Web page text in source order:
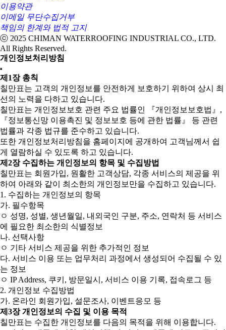
이용약관
이메일 무단수집거부
책임의 한계와 법적 고지
ⓒ 2025 CHIMAN WATERROOFING INDUSTRIAL CO., LTD.
All Rights Reserved.
개인정보처리방침
제1장 총칙
칠만표는 고객의 개인정보를 안전하게 보호하기 위하여 상시 최
선의 노력을 다하고 있습니다.
칠만표는 개인정보보호 관련 주요 법률인 『개인정보보호법』,
『정보통신망 이용촉진 및 정보보호 등에 관한 법률』 등 관련
법률과 각종 법규를 준수하고 있습니다.
또한 개인정보처리방침을 홈페이지에 공개하여 고객님께서 쉽
게 열람하실 수 있도록 하고 있습니다.
제2장 수집하는 개인정보의 항목 및 수집방법
칠만표는 회원가입, 원활한 고객상담, 각종 서비스의 제공을 위
하여 아래와 같이 최소한의 개인정보만을 수집하고 있습니다.
1. 수집하는 개인정보의 항목
가. 필수항목
ㅇ 성명, 성별, 생년월일, 내외국인 구분, 주소, 연락처 등 서비스
에 필요한 최소한의 식별정보
나. 선택사항
ㅇ 기타 서비스 제공을 위한 추가적인 정보
다. 서비스 이용 또는 업무처리 과정에서 생성되어 수집될 수 있
는 정보
ㅇ IP Address, 쿠키, 방문일시, 서비스 이용 기록, 접속로그 등
2. 개인정보 수집방법
가. 온라인 회원가입, 설문조사, 이벤트응모 등
제3장 개인정보의 수집 및 이용 목적
칠만표는 수집한 개인정보를 다음의 목적을 위해 이용합니다.